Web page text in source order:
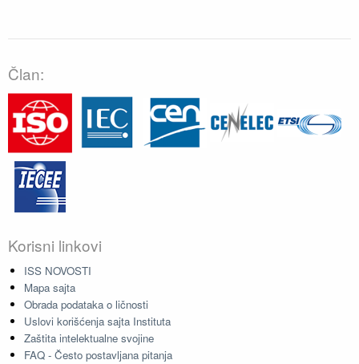
Član:
Korisni linkovi
ISS NOVOSTI
Mapa sajta
Obrada podataka o ličnosti
Uslovi korišćenja sajta Instituta
Zaštita intelektualne svojine
FAQ - Često postavljana pitanja